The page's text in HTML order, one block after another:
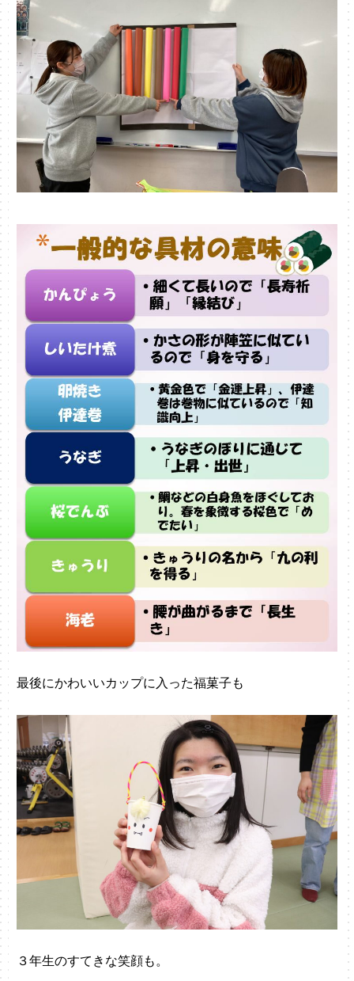
最後にかわいいカップに入った福菓子も
３年生のすてきな笑顔も。